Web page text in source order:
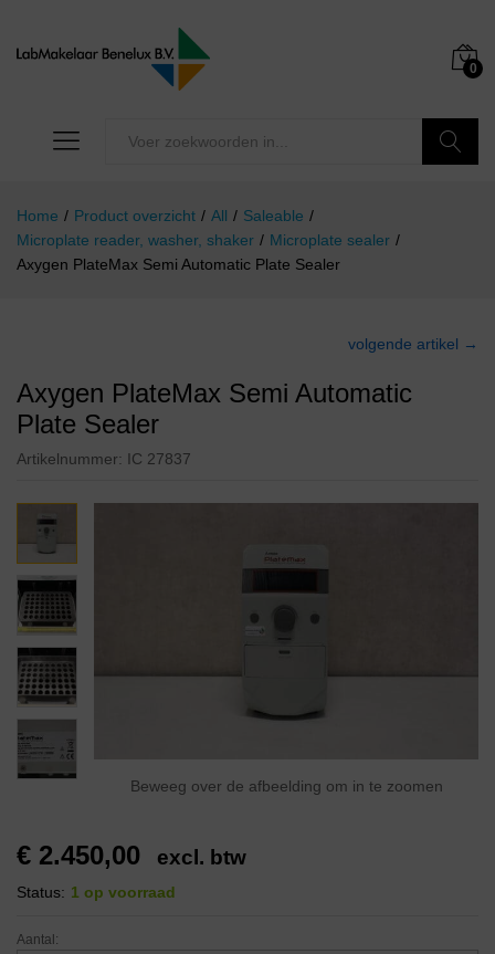
0
Home / Product overzicht / All / Saleable /
Microplate reader, washer, shaker / Microplate sealer /
Axygen PlateMax Semi Automatic Plate Sealer
volgende artikel →
Axygen PlateMax Semi Automatic
Plate Sealer
Artikelnummer: IC 27837
Beweeg over de afbeelding om in te zoomen
€ 2.450,00 excl. btw
Status: 1 op voorraad
Aantal: